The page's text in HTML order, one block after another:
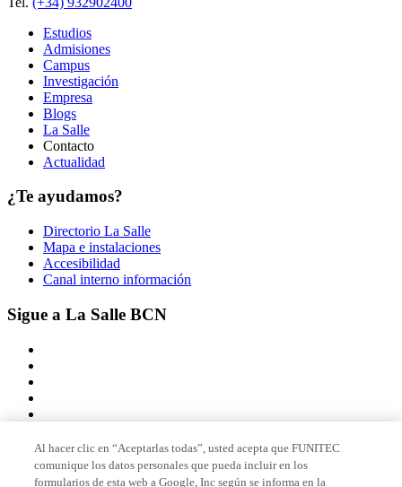
Estudios
Admisiones
Campus
Investigación
Empresa
Blogs
La Salle
Contacto
Actualidad
¿Te ayudamos?
Directorio La Salle
Mapa e instalaciones
Accesibilidad
Canal interno información
Sigue a La Salle BCN
Miembro de
Al hacer clic en “Aceptarlas todas”, usted acepta que FUNITEC
comunique los datos personales que pueda incluir en los
formularios de esta web a Google, Inc según se informa en la